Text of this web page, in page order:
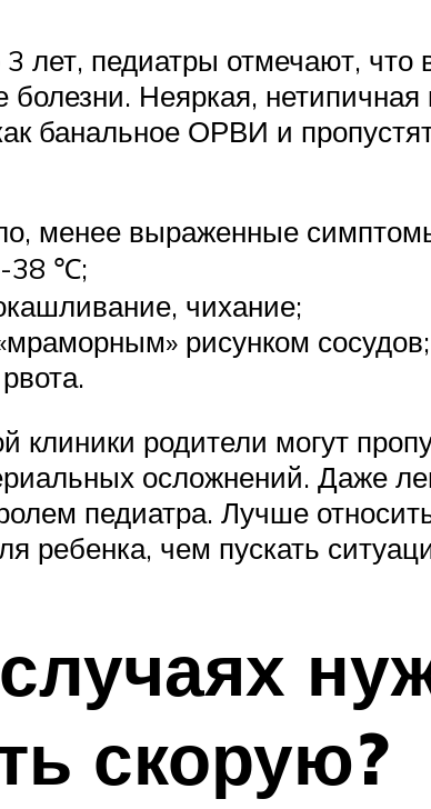
лет, педиатры отмечают,
болезни. Неяркая,
банальное ОРВИ и
менее выраженные
38 ℃;
чихание;
рисунком сосудов;
клиники родители могут
осложнений. Даже
педиатра. Лучше
ребенка, чем пускать
скорую?